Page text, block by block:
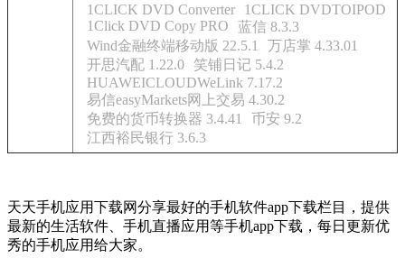
1CLICK DVD Converter
1CLICK DVDTOIPOD
1Click DVD Copy PRO
蓝信 8.3.3
Wind金融终端移动版 22.5.1
万店掌 4.33.01
开思汽配 1.22.0 笑铺日记 5.4.2
HUAWEICLOUDWeLink 7.17.2
易信easyMarkets网上交易 4.30.2
免费的货币转换器 3.4.41
币安 9.2
江西裕民银行 3.6.3
天天手机应用下载网分享最好的手机软件app下载栏目，提供
最新的生活软件、手机直播应用等手机app下载，每日更新优
秀的手机应用给大家。